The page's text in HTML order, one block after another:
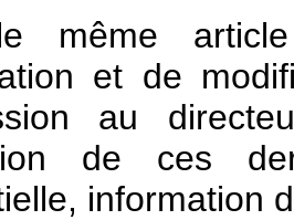
même
et de
au
de ces
information